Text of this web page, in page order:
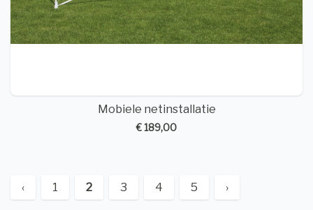
Mobiele netinstallatie
€ 189,00
‹ 1 2 3 4 5 ›